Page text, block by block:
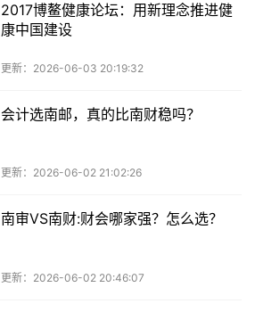
2017博鳌健康论坛：用新理念推进健
康中国建设
更新：2026-06-03 20:19:32
会计选南邮，真的比南财稳吗？
更新：2026-06-02 21:02:26
南审VS南财:财会哪家强？怎么选？
更新：2026-06-02 20:46:07